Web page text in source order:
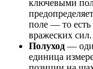
ключевыми
поле — то есть
вражеских сил.
Полуход —
единица